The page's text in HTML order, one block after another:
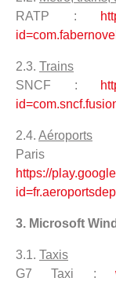
RATP :
2.3. Trains
SNCF :
2.4. Aéroports
https://
3. Microsoft
3.1. Taxis
G7 Taxi :